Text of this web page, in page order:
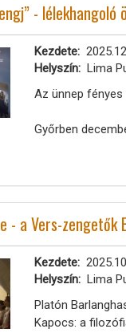
- lélekhangoló
Kezdete
Helyszín
Lima
Az ünnep
Győrben
- a Vers-zengetők
Kezdete
Helyszín
Lima
Platón
Kapocs: a